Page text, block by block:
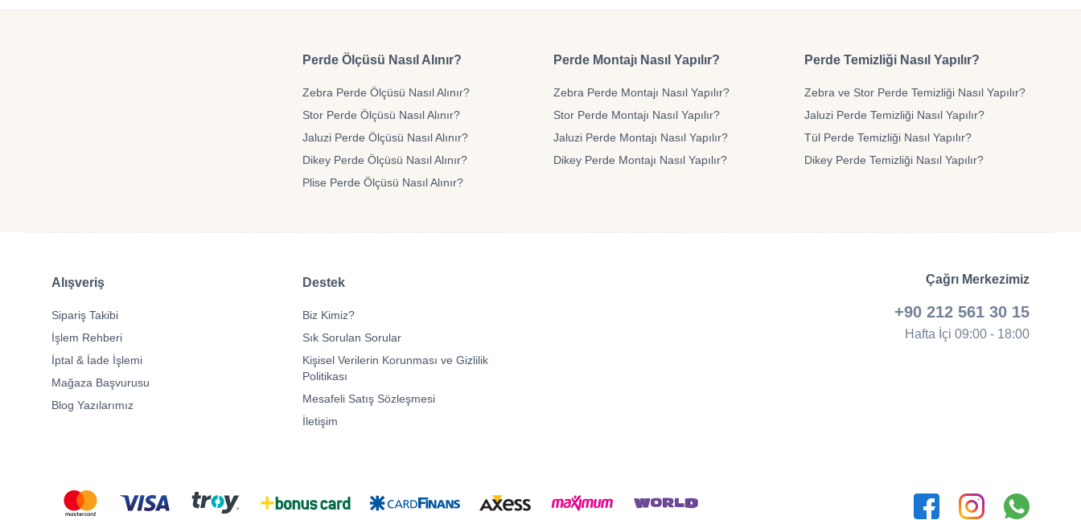
Perde Ölçüsü Nasıl Alınır?
Zebra Perde Ölçüsü Nasıl Alınır?
Stor Perde Ölçüsü Nasıl Alınır?
Jaluzi Perde Ölçüsü Nasıl Alınır?
Dikey Perde Ölçüsü Nasıl Alınır?
Plise Perde Ölçüsü Nasıl Alınır?
Perde Montajı Nasıl Yapılır?
Zebra Perde Montajı Nasıl Yapılır?
Stor Perde Montajı Nasıl Yapılır?
Jaluzi Perde Montajı Nasıl Yapılır?
Dikey Perde Montajı Nasıl Yapılır?
Perde Temizliği Nasıl Yapılır?
Zebra ve Stor Perde Temizliği Nasıl Yapılır?
Jaluzi Perde Temizliği Nasıl Yapılır?
Tül Perde Temizliği Nasıl Yapılır?
Dikey Perde Temizliği Nasıl Yapılır?
Alışveriş
Sipariş Takibi
İşlem Rehberi
İptal & İade İşlemi
Mağaza Başvurusu
Blog Yazılarımız
Destek
Biz Kimiz?
Sık Sorulan Sorular
Kişisel Verilerin Korunması ve Gizlilik
Politikası
Mesafeli Satış Sözleşmesi
İletişim
Çağrı Merkezimiz
+90 212 561 30 15
Hafta İçi 09:00 - 18:00